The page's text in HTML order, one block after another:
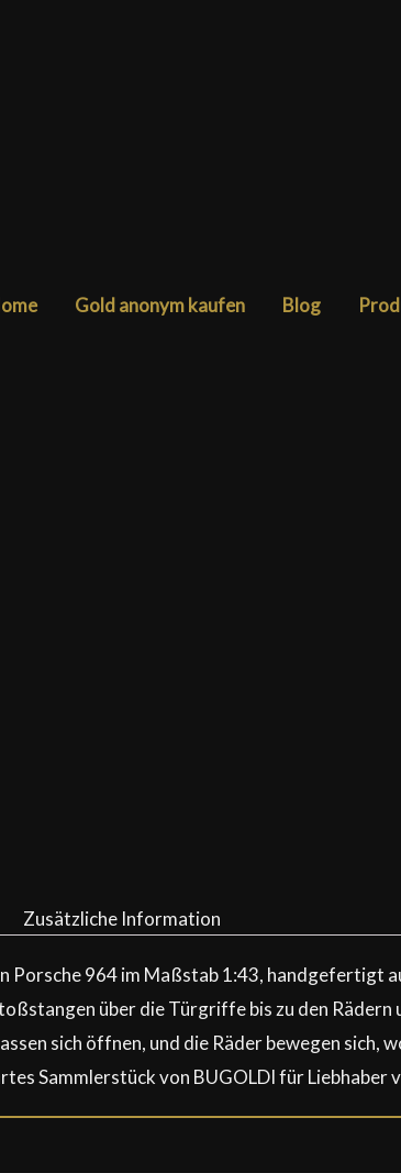
Gold anonym kaufen Blog
Zusätzliche Information
Porsche 964 im Maßstab 1:43, handgefertigt
über die Türgriffe bis zu den
sich öffnen, und die Räder bewegen
Sammlerstück von BUGOLDI für Liebhaber